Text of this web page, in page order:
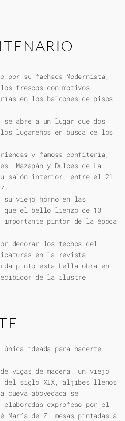
por su fachada Modernista,
frescos con motivos
en los balcones de pisos
se abre a un lugar que dos
lugareños en busca de los
y famosa confitería,
Mazapán y Dulces de La
salón interior, entre el 21
su viejo horno en las
el bello lienzo de 10
importante pintor de la época
decorar los techos del
en la revista
pinto esta bella obra en
de la ilustre
única ideada para hacerte
vigas de madera, un viejo
del siglo XIX, aljibes llenos
abovedada se
elaboradas exprofeso por el
María de Z; mesas pintadas a